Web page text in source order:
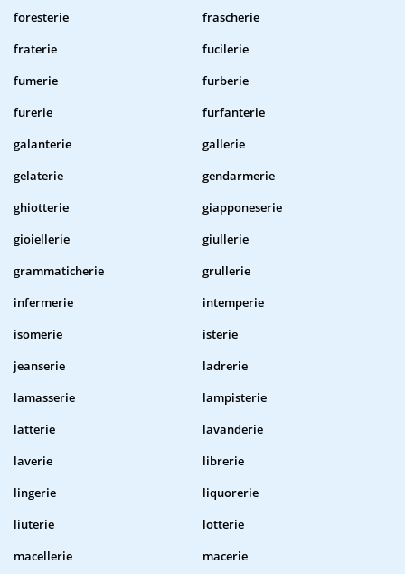
foresterie
frascherie
fraterie
fucilerie
fumerie
furberie
furerie
furfanterie
galanterie
gallerie
gelaterie
gendarmerie
ghiotterie
giapponeserie
gioiellerie
giullerie
grammaticherie
grullerie
infermerie
intemperie
isomerie
isterie
jeanserie
ladrerie
lamasserie
lampisterie
latterie
lavanderie
laverie
librerie
lingerie
liquorerie
liuterie
lotterie
macellerie
macerie